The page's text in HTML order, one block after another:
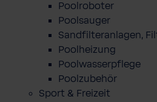
Poolroboter
Poolsauger
Sandfilteranlagen,
Poolheizung
Poolwasserpflege
Poolzubehör
Sport & Freizeit